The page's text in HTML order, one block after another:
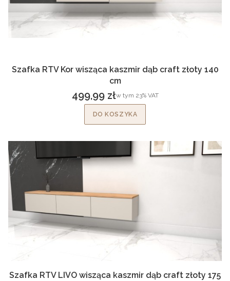
Szafka RTV Kor wisząca kaszmir dąb craft złoty 140
cm
Cena brutto
499,99 złw tym %s VAT
w tym 23%VAT
DO KOSZYKA
Szafka RTV LIVO wisząca kaszmir dąb craft złoty 175